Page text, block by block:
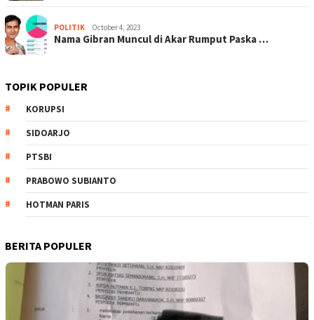
POLITIK October 4, 2023
Nama Gibran Muncul di Akar Rumput Paska …
TOPIK POPULER
KORUPSI
SIDOARJO
PTSBI
PRABOWO SUBIANTO
HOTMAN PARIS
BERITA POPULER